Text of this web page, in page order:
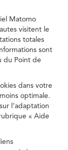
Matomo
visitent le
totales
sont
du Point de
dans votre
optimale.
l’adaptation
« Aide